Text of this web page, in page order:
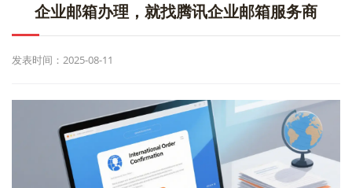
企业邮箱办理，就找腾讯企业邮箱服务商
发表时间：2025-08-11